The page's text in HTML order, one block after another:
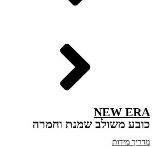
NEW ERA
כובע משולב שמנת וחמרה
מדריך מידות